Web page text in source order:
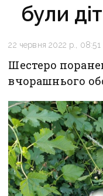
були
22 червня 2022 р., 08:51
Шестеро
вчорашнього